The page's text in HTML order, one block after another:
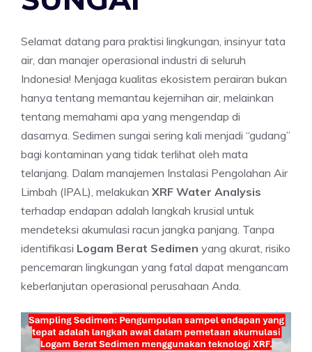
Selamat datang para praktisi lingkungan, insinyur tata
air, dan manajer operasional industri di seluruh
Indonesia! Menjaga kualitas ekosistem perairan bukan
hanya tentang memantau kejernihan air, melainkan
tentang memahami apa yang mengendap di
dasarnya. Sedimen sungai sering kali menjadi “gudang”
bagi kontaminan yang tidak terlihat oleh mata
telanjang. Dalam manajemen Instalasi Pengolahan Air
Limbah (IPAL), melakukan XRF Water Analysis
terhadap endapan adalah langkah krusial untuk
mendeteksi akumulasi racun jangka panjang. Tanpa
identifikasi Logam Berat Sedimen yang akurat, risiko
pencemaran lingkungan yang fatal dapat mengancam
keberlanjutan operasional perusahaan Anda.